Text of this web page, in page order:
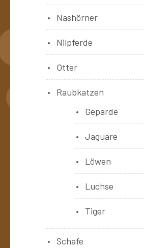
Nashörner
Nilpferde
Otter
Raubkatzen
Geparde
Jaguare
Löwen
Luchse
Tiger
Schafe